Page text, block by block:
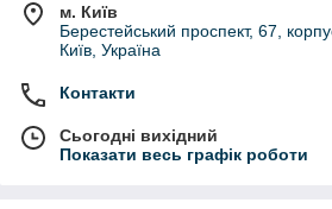
м. Київ
Берестейський проспект, 67,
Київ, Україна
Контакти
Сьогодні вихідний
Показати весь графік роботи